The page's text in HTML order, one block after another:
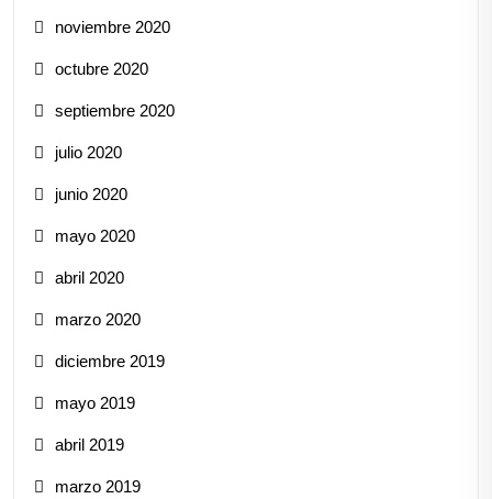
noviembre 2020
octubre 2020
septiembre 2020
julio 2020
junio 2020
mayo 2020
abril 2020
marzo 2020
diciembre 2019
mayo 2019
abril 2019
marzo 2019